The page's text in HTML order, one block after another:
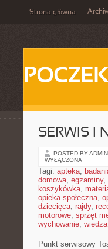
Strona główna
SERWIS I
POSTED BY ADMIN
WYŁĄCZONA
Tagi: apteka,
domowa, egzaminy,
koszykówka,
opieka społeczna,
dziecięca, rajdy,
motorowe, sprzęt
wychowanie,
Punkt serwisowy